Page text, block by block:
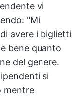
vi
"Mi
avere i biglietti
bene quanto
del genere.
si
mentre